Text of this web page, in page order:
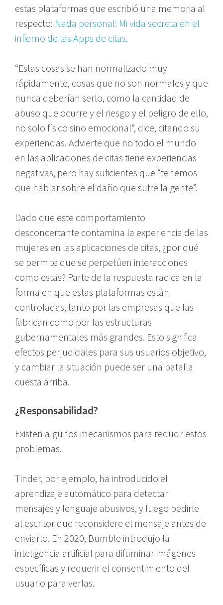
estas plataformas que escribió una memoria al
respecto: Nada personal: Mi vida secreta en el
infierno de las Apps de citas.
“Estas cosas se han normalizado muy
rápidamente, cosas que no son normales y que
nunca deberían serlo, como la cantidad de
abuso que ocurre y el riesgo y el peligro de ello,
no solo físico sino emocional”, dice, citando su
experiencias. Advierte que no todo el mundo
en las aplicaciones de citas tiene experiencias
negativas, pero hay suficientes que “tenemos
que hablar sobre el daño que sufre la gente”.
Dado que este comportamiento
desconcertante contamina la experiencia de las
mujeres en las aplicaciones de citas, ¿por qué
se permite que se perpetúen interacciones
como estas? Parte de la respuesta radica en la
forma en que estas plataformas están
controladas, tanto por las empresas que las
fabrican como por las estructuras
gubernamentales más grandes. Esto significa
efectos perjudiciales para sus usuarios objetivo,
y cambiar la situación puede ser una batalla
cuesta arriba.
¿Responsabilidad?
Existen algunos mecanismos para reducir estos
problemas.
Tinder, por ejemplo, ha introducido el
aprendizaje automático para detectar
mensajes y lenguaje abusivos, y luego pedirle
al escritor que reconsidere el mensaje antes de
enviarlo. En 2020, Bumble introdujo la
inteligencia artificial para difuminar imágenes
específicas y requerir el consentimiento del
usuario para verlas.